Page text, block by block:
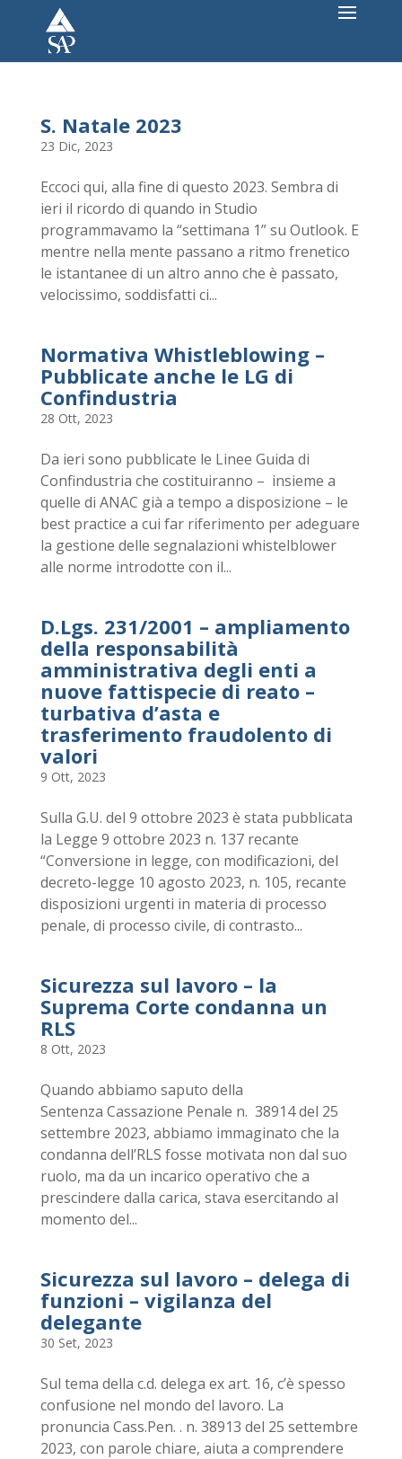
S. Natale 2023
23 Dic, 2023
Eccoci qui, alla fine di questo 2023. Sembra di
ieri il ricordo di quando in Studio
programmavamo la “settimana 1” su Outlook. E
mentre nella mente passano a ritmo frenetico
le istantanee di un altro anno che è passato,
velocissimo, soddisfatti ci...
Normativa Whistleblowing –
Pubblicate anche le LG di
Confindustria
28 Ott, 2023
Da ieri sono pubblicate le Linee Guida di
Confindustria che costituiranno – insieme a
quelle di ANAC già a tempo a disposizione – le
best practice a cui far riferimento per adeguare
la gestione delle segnalazioni whistelblower
alle norme introdotte con il...
D.Lgs. 231/2001 – ampliamento
della responsabilità
amministrativa degli enti a
nuove fattispecie di reato –
turbativa d’asta e
trasferimento fraudolento di
valori
9 Ott, 2023
Sulla G.U. del 9 ottobre 2023 è stata pubblicata
la Legge 9 ottobre 2023 n. 137 recante
“Conversione in legge, con modificazioni, del
decreto-legge 10 agosto 2023, n. 105, recante
disposizioni urgenti in materia di processo
penale, di processo civile, di contrasto...
Sicurezza sul lavoro – la
Suprema Corte condanna un
RLS
8 Ott, 2023
Quando abbiamo saputo della
Sentenza Cassazione Penale n. 38914 del 25
settembre 2023, abbiamo immaginato che la
condanna dell’RLS fosse motivata non dal suo
ruolo, ma da un incarico operativo che a
prescindere dalla carica, stava esercitando al
momento del...
Sicurezza sul lavoro – delega di
funzioni – vigilanza del
delegante
30 Set, 2023
Sul tema della c.d. delega ex art. 16, c’è spesso
confusione nel mondo del lavoro. La
pronuncia Cass.Pen. . n. 38913 del 25 settembre
2023, con parole chiare, aiuta a comprendere